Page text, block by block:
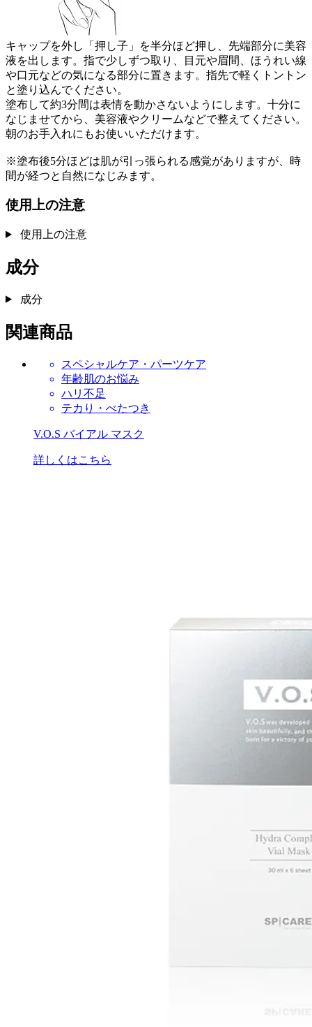
キャップを外し「押し子」を半分ほど押し、先端部分に美容
液を出します。指で少しずつ取り、目元や眉間、ほうれい線
や口元などの気になる部分に置きます。指先で軽くトントン
と塗り込んでください。
塗布して約3分間は表情を動かさないようにします。十分に
なじませてから、美容液やクリームなどで整えてください。
朝のお手入れにもお使いいただけます。
※塗布後5分ほどは肌が引っ張られる感覚がありますが、時
間が経つと自然になじみます。
使用上の注意
使用上の注意
成分
成分
関連商品
スペシャルケア・パーツケア
年齢肌のお悩み
ハリ不足
テカり・べたつき
V.O.S バイアル マスク
詳しくはこちら